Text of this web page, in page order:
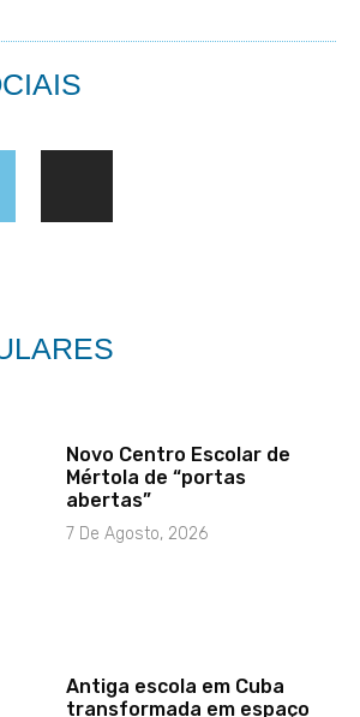
Novo Centro Escolar de
Mértola de “portas
abertas”
7 De Agosto, 2026
Antiga escola em Cuba
transformada em espaço